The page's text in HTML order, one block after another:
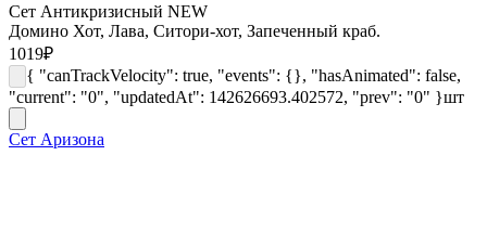
Сет Антикризисный NEW
Домино Хот, Лава, Ситори-хот, Запеченный краб.
1019₽
{ "canTrackVelocity": true, "events": {}, "hasAnimated": false,
"current": "0", "updatedAt": 142626693.402572, "prev": "0" }шт
Сет Аризона